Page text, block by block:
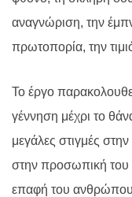
αναγνώριση, την
πρωτοπορία, την
Το έργο
γέννηση μέχρι το
μεγάλες στιγμές
στην προσωπική του
επαφή του ανθρώπου